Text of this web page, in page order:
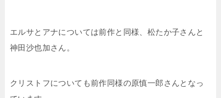
エルサとアナについては前作と同様、松たか子さんと
神田沙也加さん。
クリストフについても前作同様の原慎一郎さんとなっ